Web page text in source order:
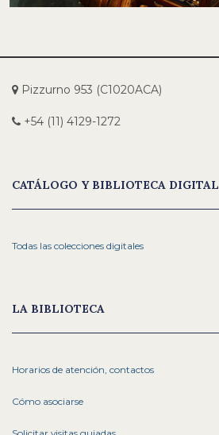
Pizzurno 953 (C1020ACA)
+54 (11) 4129-1272
CATÁLOGO Y BIBLIOTECA DIGITAL
Todas las colecciones digitales
LA BIBLIOTECA
Horarios de atención, contactos
Cómo asociarse